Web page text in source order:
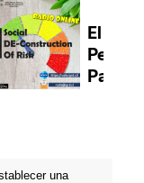
una